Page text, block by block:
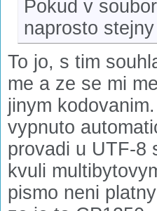
Pokud v
naprosto
To jo, s tim
me a ze se mi
jinym
vypnuto
provadi u UTF-8
kvuli
pismo neni